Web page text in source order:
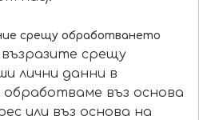
срещу обработването
срещу
лични данни в
обработваме въз основа
или въз основа на